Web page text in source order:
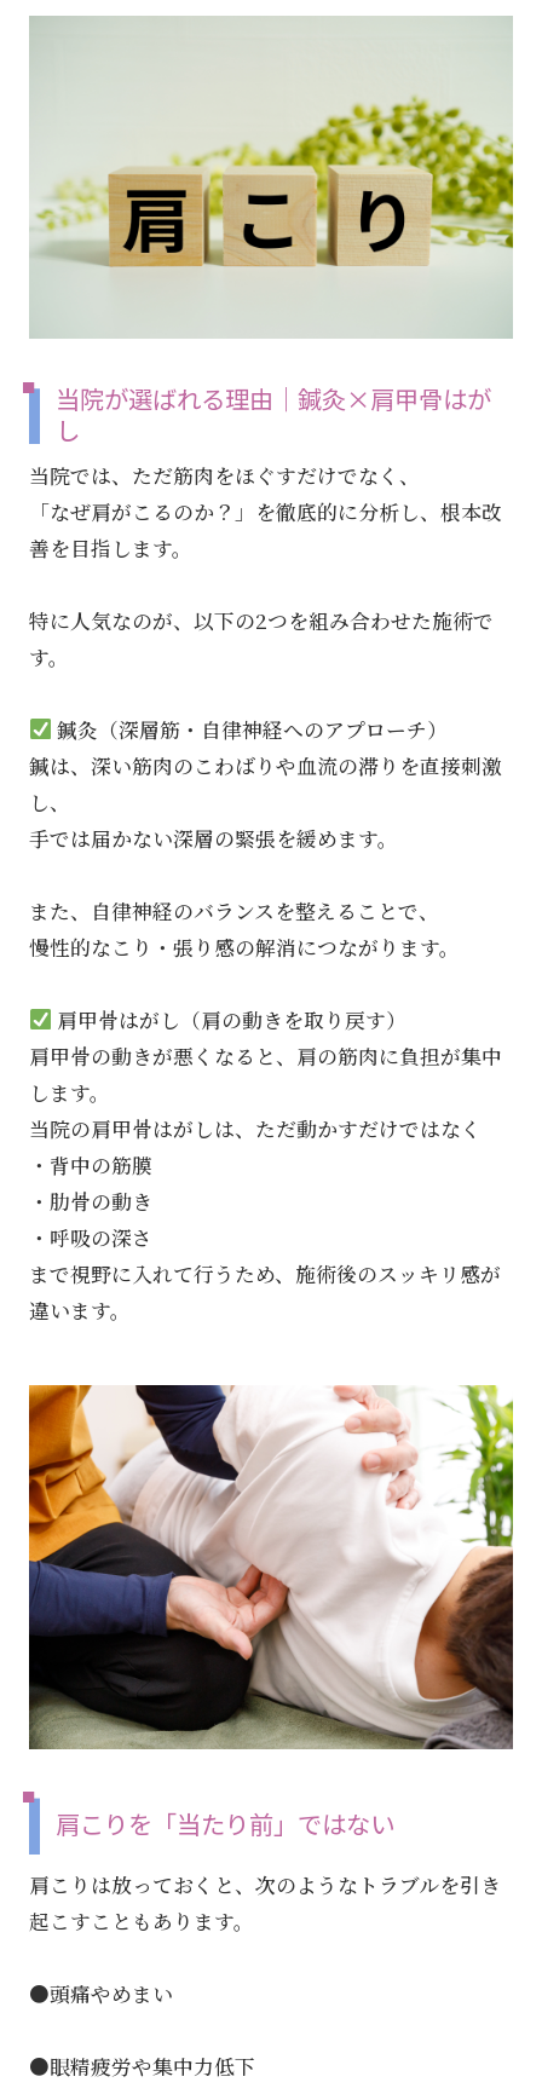
当院が選ばれる理由｜鍼灸×肩甲骨はが
し
当院では、ただ筋肉をほぐすだけでなく、
「なぜ肩がこるのか？」を徹底的に分析し、根本改
善を目指します。
特に人気なのが、以下の2つを組み合わせた施術で
す。
鍼灸（深層筋・自律神経へのアプローチ）
鍼は、深い筋肉のこわばりや血流の滞りを直接刺激
し、
手では届かない深層の緊張を緩めます。
また、自律神経のバランスを整えることで、
慢性的なこり・張り感の解消につながります。
肩甲骨はがし（肩の動きを取り戻す）
肩甲骨の動きが悪くなると、肩の筋肉に負担が集中
します。
当院の肩甲骨はがしは、ただ動かすだけではなく
・背中の筋膜
・肋骨の動き
・呼吸の深さ
まで視野に入れて行うため、施術後のスッキリ感が
違います。
肩こりを「当たり前」ではない
肩こりは放っておくと、次のようなトラブルを引き
起こすこともあります。
●頭痛やめまい
●眼精疲労や集中力低下